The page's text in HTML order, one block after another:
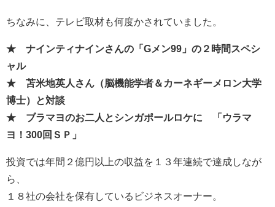
ちなみに、テレビ取材も何度かされていました。
★ ナインティナインさんの「Gメン99」の２時間スペシ
ャル
★ 苫米地英人さん（脳機能学者＆カーネギーメロン大学
博士）と対談
★ ブラマヨのお二人とシンガポールロケに 「ウラマ
ヨ！300回ＳＰ」
投資では年間２億円以上の収益を１３年連続で達成しなが
ら、
１８社の会社を保有しているビジネスオーナー。